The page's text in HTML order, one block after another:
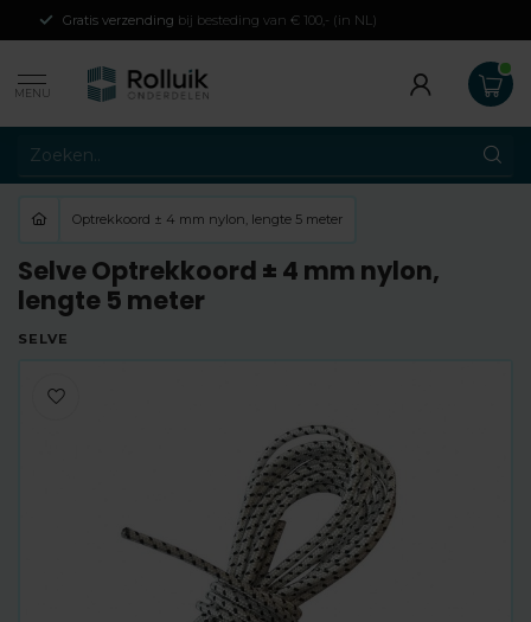
Gratis verzending bij besteding van € 100,- (in NL)
MENU
Optrekkoord ± 4 mm nylon, lengte 5 meter
Selve Optrekkoord ± 4 mm nylon,
lengte 5 meter
SELVE